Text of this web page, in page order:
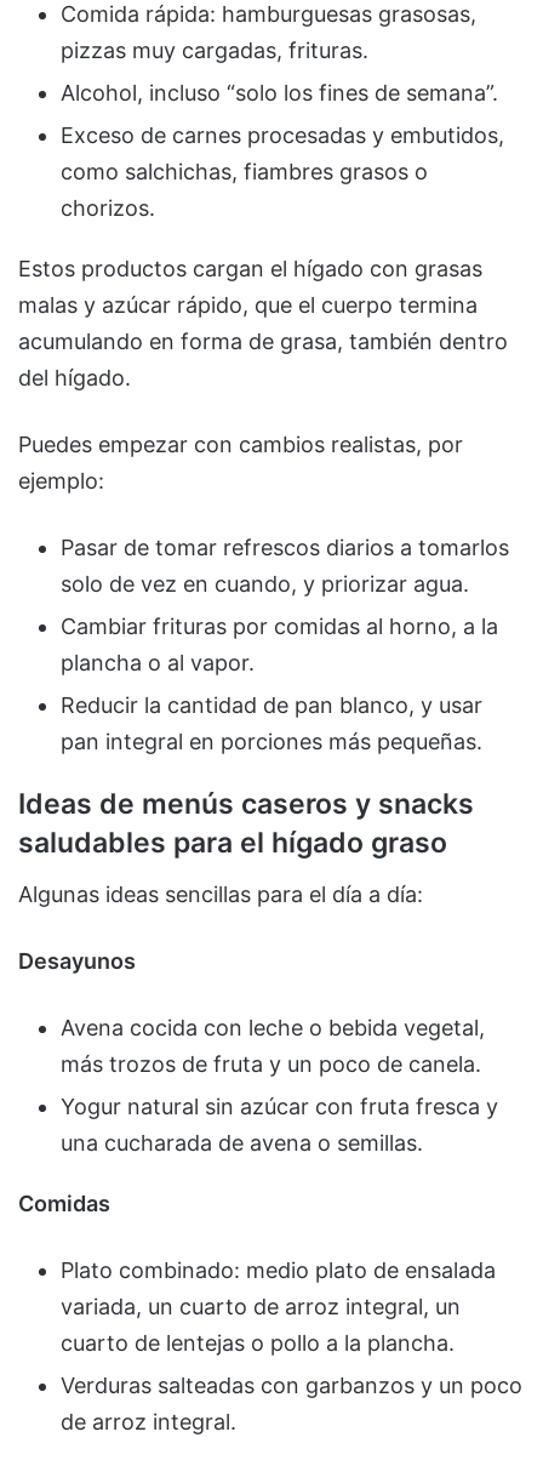
Comida rápida: hamburguesas grasosas,
pizzas muy cargadas, frituras.
Alcohol, incluso “solo los fines de semana”.
Exceso de carnes procesadas y embutidos,
como salchichas, fiambres grasos o
chorizos.
Estos productos cargan el hígado con grasas
malas y azúcar rápido, que el cuerpo termina
acumulando en forma de grasa, también dentro
del hígado.
Puedes empezar con cambios realistas, por
ejemplo:
Pasar de tomar refrescos diarios a tomarlos
solo de vez en cuando, y priorizar agua.
Cambiar frituras por comidas al horno, a la
plancha o al vapor.
Reducir la cantidad de pan blanco, y usar
pan integral en porciones más pequeñas.
Ideas de menús caseros y snacks
saludables para el hígado graso
Algunas ideas sencillas para el día a día:
Desayunos
Avena cocida con leche o bebida vegetal,
más trozos de fruta y un poco de canela.
Yogur natural sin azúcar con fruta fresca y
una cucharada de avena o semillas.
Comidas
Plato combinado: medio plato de ensalada
variada, un cuarto de arroz integral, un
cuarto de lentejas o pollo a la plancha.
Verduras salteadas con garbanzos y un poco
de arroz integral.